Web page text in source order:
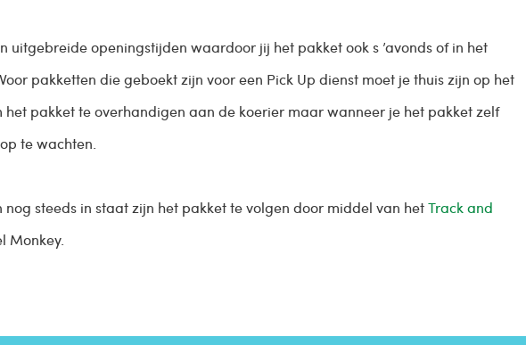
uitgebreide openingstijden waardoor jij het pakket ook s ’avonds of in het
pakketten die geboekt zijn voor een Pick Up dienst moet je thuis zijn op het
pakket te overhandigen aan de koerier maar wanneer je het pakket zelf
te wachten.
nog steeds in staat zijn het pakket te volgen door middel van hetTrack and
Monkey.